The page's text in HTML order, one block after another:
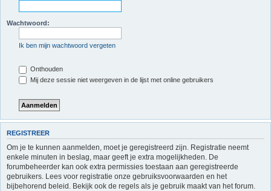
Wachtwoord:
Ik ben mijn wachtwoord vergeten
Onthouden
Mij deze sessie niet weergeven in de lijst met online gebruikers
REGISTREER
Om je te kunnen aanmelden, moet je geregistreerd zijn. Registratie neemt
enkele minuten in beslag, maar geeft je extra mogelijkheden. De
forumbeheerder kan ook extra permissies toestaan aan geregistreerde
gebruikers. Lees voor registratie onze gebruiksvoorwaarden en het
bijbehorend beleid. Bekijk ook de regels als je gebruik maakt van het forum.